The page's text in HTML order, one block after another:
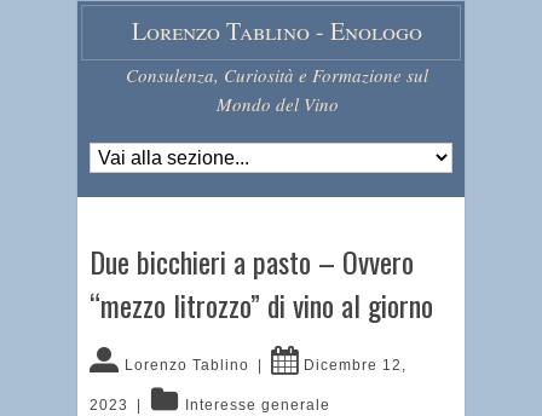
Lorenzo Tablino - Enologo
Consulenza, Curiosità e Formazione sul
Mondo del Vino
Due bicchieri a pasto – Ovvero
“mezzo litrozzo” di vino al giorno
Lorenzo Tablino Dicembre 12,
2023 Interesse generale